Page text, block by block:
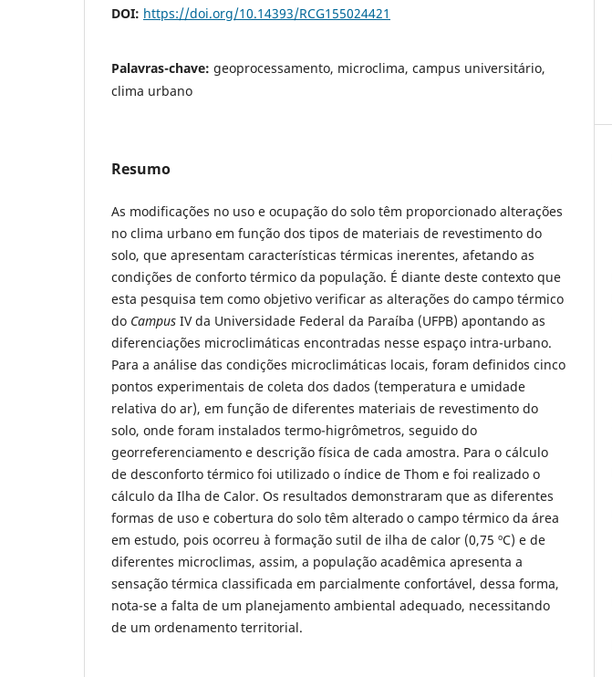
DOI: https://doi.org/10.14393/RCG155024421
Palavras-chave: geoprocessamento, microclima, campus universitário,
clima urbano
Resumo
As modificações no uso e ocupação do solo têm proporcionado alterações
no clima urbano em função dos tipos de materiais de revestimento do
solo, que apresentam características térmicas inerentes, afetando as
condições de conforto térmico da população. É diante deste contexto que
esta pesquisa tem como objetivo verificar as alterações do campo térmico
do Campus IV da Universidade Federal da Paraíba (UFPB) apontando as
diferenciações microclimáticas encontradas nesse espaço intra-urbano.
Para a análise das condições microclimáticas locais, foram definidos cinco
pontos experimentais de coleta dos dados (temperatura e umidade
relativa do ar), em função de diferentes materiais de revestimento do
solo, onde foram instalados termo-higrômetros, seguido do
georreferenciamento e descrição física de cada amostra. Para o cálculo
de desconforto térmico foi utilizado o índice de Thom e foi realizado o
cálculo da Ilha de Calor. Os resultados demonstraram que as diferentes
formas de uso e cobertura do solo têm alterado o campo térmico da área
em estudo, pois ocorreu à formação sutil de ilha de calor (0,75 ºC) e de
diferentes microclimas, assim, a população acadêmica apresenta a
sensação térmica classificada em parcialmente confortável, dessa forma,
nota-se a falta de um planejamento ambiental adequado, necessitando
de um ordenamento territorial.